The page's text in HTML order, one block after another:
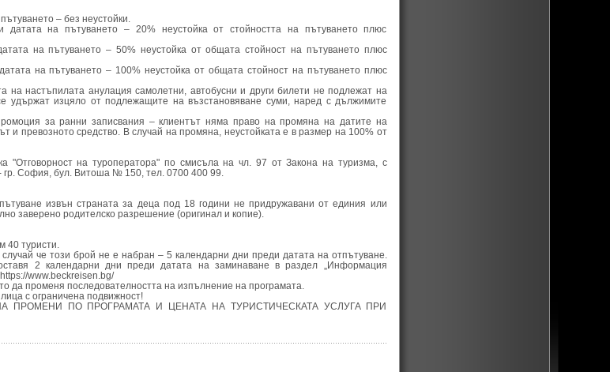
– без неустойки.
на пътуването – 20% неустойка от стойността на пътуването плюс
на пътуването – 50% неустойка от общата стойност на пътуването плюс
на пътуването – 100% неустойка от общата стойност на пътуването плюс
на настъпилата анулация самолетни, автобусни и други билети не подлежат на
удържат изцяло от подлежащите на възстановяване суми, наред с дължимите
за ранни записвания – клиентът няма право на промяна на датите на
и превозното средство. В случай на промяна, неустойката е в размер на 100% от
"Отговорност на туроператора" по смисъла на чл. 97 от Закона на туризма, с
София, бул. Витоша № 150, тел. 0700 400 99.
извън страната за деца под 18 години не придружавани от единия или
заверено родителско разрешение (оригинал и копие).
40 туристи.
че този брой не е набран – 5 календарни дни преди датата на отпътуване.
2 календарни дни преди датата на заминаване в раздел „Информация
www.beckreisen.bg/
да променя последователността на изпълнение на програмата.
с ограничена подвижност!
ПРОМЕНИ ПО ПРОГРАМАТА И ЦЕНАТА НА ТУРИСТИЧЕСКАТА УСЛУГА ПРИ